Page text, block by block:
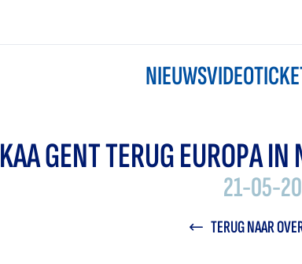
NIEUWSVIDEO
KAA GENT TERUG EUROPA
21-05-
TERUG NAAR